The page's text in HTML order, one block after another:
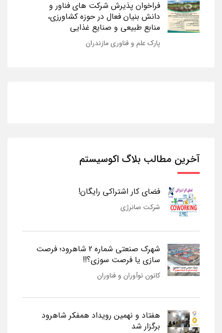
فراخوان پذیرش شرکت های فناور و
دانش بنیان فعال در حوزه کشاورزی،
منابع طبیعی و صنایع غذایی
پارک علم و فناوری مازندران
آخرین مطالب بلاگ اکوسیستم
فضای کار اشتراکی رایگان!
شرکت صانرژی
شهرک صنعتی شماره 2 شاهرود؛ فرصت
سازی یا فرصت سوزی؟!!
کانون نوآوران و فناوران
هفتاد و نهمین رویداد همفکر شاهرود
برگزار شد